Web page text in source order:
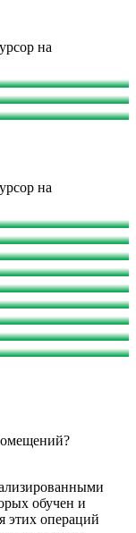
на
на
обучен и
этих операций